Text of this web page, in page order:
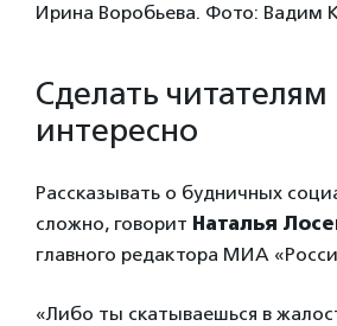
Ирина Воробьева. Фото: Вадим
Сделать читателям
интересно
Рассказывать о будничных
сложно, говорит Наталья
главного редактора МИА
«Либо ты скатываешься в